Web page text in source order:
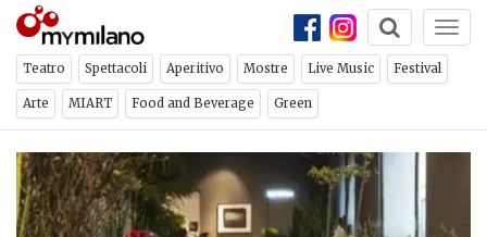
Teatro Spettacoli Aperitivo Mostre Live Music Festival
Arte MIART Food and Beverage Green
×
NEWSLETTER
Iscriviti per ricevere ogni
settimana la newsletter con gli
eventi di Milano